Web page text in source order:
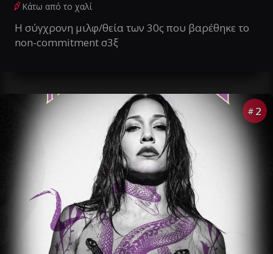
Κάτω από το χαλί
Η σύγχρονη μιλφ/θεία των 30ς που βαρέθηκε το
non-commitment σ3ξ
# 2